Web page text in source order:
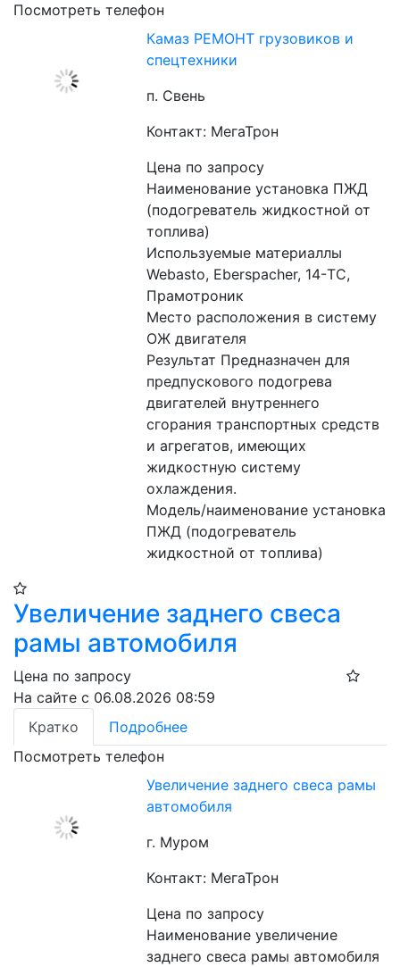
Посмотреть телефон
Камаз РЕМОНТ грузовиков и
спецтехники
п. Свень
Контакт: МегаТрон
Цена по запросу
Наименование установка ПЖД
(подогреватель жидкостной от
топлива)
Используемые материаллы
Webasto, Eberspacher, 14-ТС,
Прамотроник
Место расположения в систему
ОЖ двигателя
Результат Предназначен для
предпускового подогрева
двигателей внутреннего
сгорания транспортных средств
и агрегатов, имеющих
жидкостную систему
охлаждения.
Модель/наименование установка
ПЖД (подогреватель
жидкостной от топлива)
Увеличение заднего свеса
рамы автомобиля
Цена по запросу
На сайте с 06.08.2026 08:59
Кратко
Подробнее
Посмотреть телефон
Увеличение заднего свеса рамы
автомобиля
г. Муром
Контакт: МегаТрон
Цена по запросу
Наименование увеличение
заднего свеса рамы автомобиля